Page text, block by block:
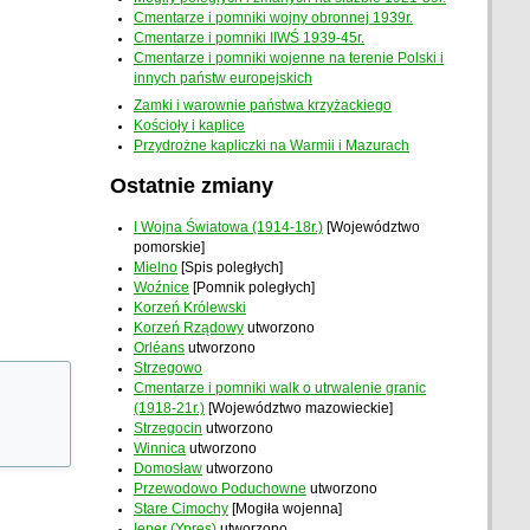
Cmentarze i pomniki wojny obronnej 1939r.
Cmentarze i pomniki IIWŚ 1939-45r.
Cmentarze i pomniki wojenne na terenie Polski i
innych państw europejskich
Zamki i warownie państwa krzyżackiego
Kościoły i kaplice
Przydrożne kapliczki na Warmii i Mazurach
Ostatnie zmiany
I Wojna Światowa (1914-18r.) [Województwo
pomorskie]
Mielno [Spis poległych]
Woźnice [Pomnik poległych]
Korzeń Królewski
Korzeń Rządowy utworzono
Orléans utworzono
Strzegowo
Cmentarze i pomniki walk o utrwalenie granic
(1918-21r.) [Województwo mazowieckie]
Strzegocin utworzono
Winnica utworzono
Domosław utworzono
Przewodowo Poduchowne utworzono
Stare Cimochy [Mogiła wojenna]